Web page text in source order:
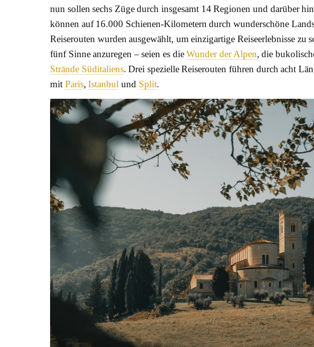
nun sollen sechs Züge durch insgesamt 14 Regionen und darüber
können auf 16.000 Schienen-Kilometern durch wunderschöne
Reiserouten wurden ausgewählt, um einzigartige Reiseerlebnisse zu
fünf Sinne anzuregen – seien es dieWunder der Alpen, die
Strände Süditaliens. Drei spezielle Reiserouten führen durch acht
mit Paris,Istanbul und Split.